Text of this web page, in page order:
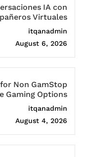
IA con
Virtuales
itqanadmin
August 6, 2026
Non GamStop
Gaming Options
itqanadmin
August 4, 2026